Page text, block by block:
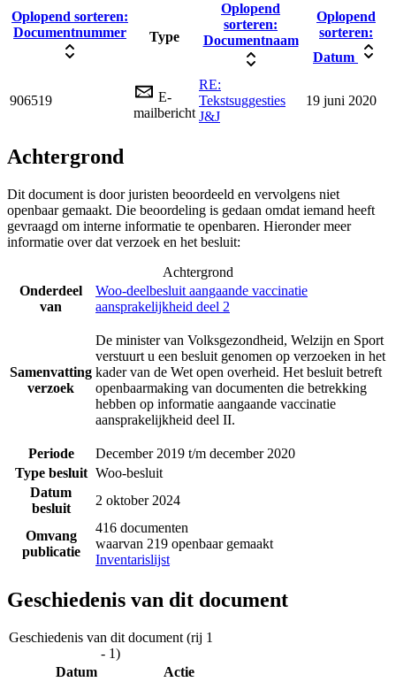
Oplopend sorteren:
Documentnummer
Type
Oplopend
sorteren:
Documentnaam
Oplopend
sorteren:
Datum
906519
E-
mailbericht
RE:
Tekstsuggesties
J&J
19 juni 2020
Achtergrond
Dit document is door juristen beoordeeld en vervolgens niet
openbaar gemaakt. Die beoordeling is gedaan omdat iemand heeft
gevraagd om interne informatie te openbaren. Hieronder meer
informatie over dat verzoek en het besluit:
Achtergrond
Onderdeel
van
Woo-deelbesluit aangaande vaccinatie
aansprakelijkheid deel 2
Samenvatting
verzoek
De minister van Volksgezondheid, Welzijn en Sport
verstuurt u een besluit genomen op verzoeken in het
kader van de Wet open overheid. Het besluit betreft
openbaarmaking van documenten die betrekking
hebben op informatie aangaande vaccinatie
aansprakelijkheid deel II.
Periode
December 2019 t/m december 2020
Type besluit Woo-besluit
Datum
besluit
2 oktober 2024
Omvang
publicatie
416 documenten
waarvan 219 openbaar gemaakt
Inventarislijst
Geschiedenis van dit document
Geschiedenis van dit document (rij 1
- 1)
Datum
Actie